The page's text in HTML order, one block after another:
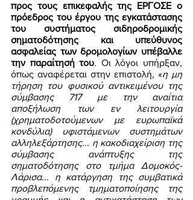
προς τους επικεφαλής της ΕΡΓΟΣΕ ο
πρόεδρος του έργου της εγκατάστασης
του συστήματος σιδηροδρομικής
σηματοδότησης και υπεύθυνος
ασφαλείας των δρομολογίων υπέβαλλε
την παραίτησή του. Οι λόγοι υπήρξαν,
όπως αναφέρεται στην επιστολή, «η μη
τήρηση του φυσικού αντικειμένου της
σύμβασης 717 με την αναίτια
αποξήλωση των εν λειτουργία
(χρηματοδοτούμενων με ευρωπαϊκά
κονδύλια) υφιστάμενων συστημάτων
αλληλεξάρτησης... η κακοδιαχείριση της
σύμβασης ανάπτυξης της
σηματοδότησης στο τμήμα Δομοκός-
Λάρισα... η κατάργηση της συμβατικά
προβλεπόμενης τμηματοποίησης της